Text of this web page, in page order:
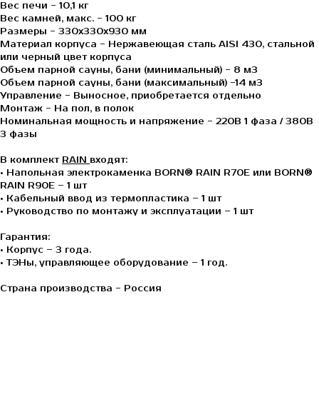
Вес печи - 10,1 кг
Вес камней, макс. - 100 кг
Размеры - 330х330х930 мм
Материал корпуса - Нержавеющая сталь AISI 430, стальной
или черный цвет корпуса
Объем парной сауны, бани (минимальный) - 8 м3
Объем парной сауны, бани (максимальный) -14 м3
Управление - Выносное, приобретается отдельно
Монтаж - На пол, в полок
Номинальная мощность и напряжение - 220В 1 фаза / 380В
3 фазы
В комплект RAIN входят:
• Напольная электрокаменка BORN® RAIN R70E или BORN®
RAIN R90E – 1 шт
• Кабельный ввод из термопластика – 1 шт
• Руководство по монтажу и эксплуатации – 1 шт
Гарантия:
• Корпус – 3 года.
• ТЭНы, управляющее оборудование – 1 год.
Страна производства - Россия